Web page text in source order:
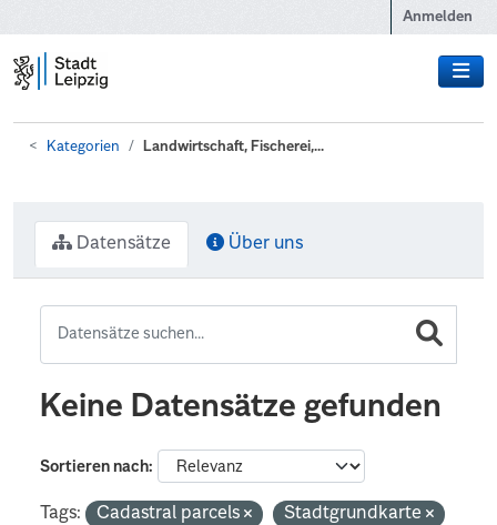
Anmelden
Kategorien Landwirtschaft, Fischerei,...
Datensätze Über uns
Keine Datensätze gefunden
Sortieren nach
Tags: Cadastral parcels
Stadtgrundkarte